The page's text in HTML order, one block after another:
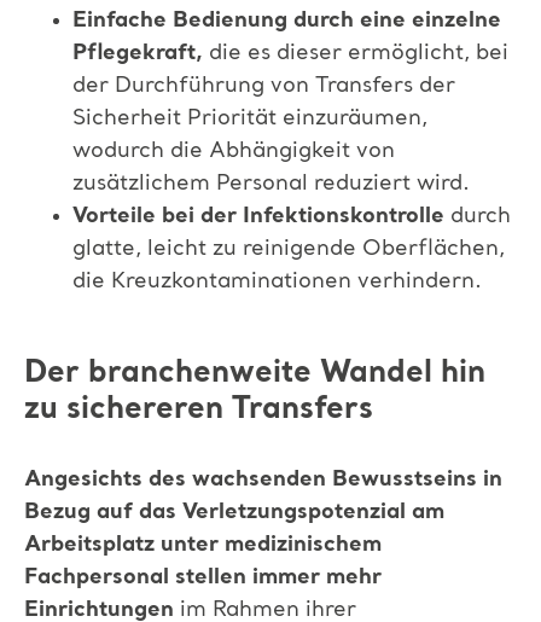
Einfache Bedienung durch eine einzelne
Pflegekraft, die es dieser ermöglicht, bei
der Durchführung von Transfers der
Sicherheit Priorität einzuräumen,
wodurch die Abhängigkeit von
zusätzlichem Personal reduziert wird.
Vorteile bei der Infektionskontrolle durch
glatte, leicht zu reinigende Oberflächen,
die Kreuzkontaminationen verhindern.
Der branchenweite Wandel hin
zu sichereren Transfers
Angesichts des wachsenden Bewusstseins in
Bezug auf das Verletzungspotenzial am
Arbeitsplatz unter medizinischem
Fachpersonal stellen immer mehr
Einrichtungen im Rahmen ihrer